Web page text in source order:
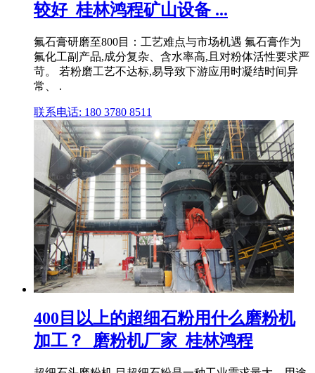
较好_桂林鸿程矿山设备 ...
氟石膏研磨至800目：工艺难点与市场机遇 氟石膏作为
氟化工副产品,成分复杂、含水率高,且对粉体活性要求严
苛。 若粉磨工艺不达标,易导致下游应用时凝结时间异
常、 .
联系电话: 180 3780 8511
400目以上的超细石粉用什么磨粉机
加工？_磨粉机厂家_桂林鸿程